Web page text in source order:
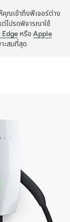
คุณเข้าถึงฟีเจอร์ต่าง
ต่โปรดพิจารณาใช้
หรือ Apple
ะสมที่สุด